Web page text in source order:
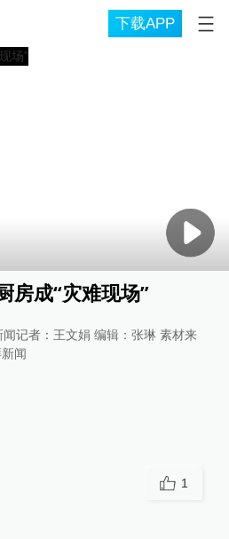
下载APP
房成“灾难现场”
闻记者：王文娟 编辑：张琳 素材来
闻
1